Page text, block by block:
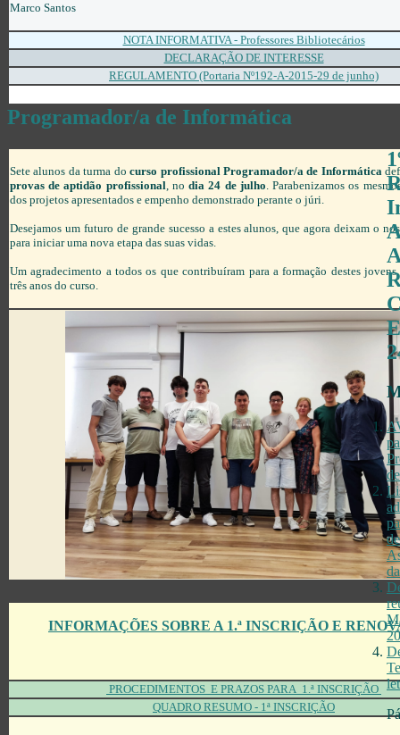
Marco Santos
NOTA INFORMATIVA - Professores Bibliotecários
DECLARAÇÃO DE INTERESSE
REGULAMENTO (Portaria Nº192-A-2015-29 de junho)
Programador/a de Informática
Sete alunos da turma docurso profissional Programador/a de Informática
provas de aptidão profissional, nodia 24 de julho. Parabenizamos os
dos projetos apresentados e empenho demonstrado perante o júri.
Desejamos um futuro de grande sucesso a estes alunos, que agora deixam o
para iniciar uma nova etapa das suas vidas.
Um agradecimento a todos os que contribuíram para a formação destes
três anos do curso.
INFORMAÇÕES SOBRE A 1.ª INSCRIÇÃO E
PROCEDIMENTOS E PRAZOS PARA 1.ª INSCRIÇÃO
QUADRO RESUMO - 1ª INSCRIÇÃO